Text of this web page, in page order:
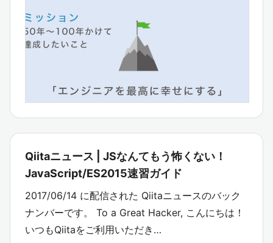
Qiitaニュース | JSなんてもう怖くない！
JavaScript/ES2015速習ガイド
2017/06/14 に配信された Qiitaニュースのバック
ナンバーです。 To a Great Hacker, こんにちは！
いつもQiitaをご利用いただき…